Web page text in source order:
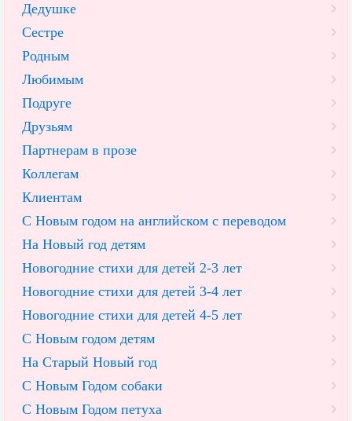
Дедушке
Сестре
Родным
Любимым
Подруге
Друзьям
Партнерам в прозе
Коллегам
Клиентам
С Новым годом на английском с переводом
На Новый год детям
Новогодние стихи для детей 2-3 лет
Новогодние стихи для детей 3-4 лет
Новогодние стихи для детей 4-5 лет
С Новым годом детям
На Старый Новый год
С Новым Годом собаки
С Новым Годом петуха